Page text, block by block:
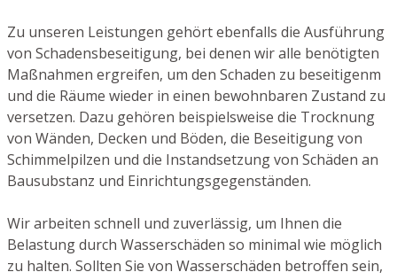
Zu unseren Leistungen gehört ebenfalls die Ausführung
von Schadensbeseitigung, bei denen wir alle benötigten
Maßnahmen ergreifen, um den Schaden zu beseitigenm
und die Räume wieder in einen bewohnbaren Zustand zu
versetzen. Dazu gehören beispielsweise die Trocknung
von Wänden, Decken und Böden, die Beseitigung von
Schimmelpilzen und die Instandsetzung von Schäden an
Bausubstanz und Einrichtungsgegenständen.
Wir arbeiten schnell und zuverlässig, um Ihnen die
Belastung durch Wasserschäden so minimal wie möglich
zu halten. Sollten Sie von Wasserschäden betroffen sein,